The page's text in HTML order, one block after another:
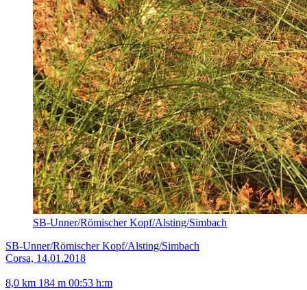
SB-Unner/Römischer Kopf/Alsting/Simbach
SB-Unner/Römischer Kopf/Alsting/Simbach
Corsa, 14.01.2018
8,0 km 184 m 00:53 h:m